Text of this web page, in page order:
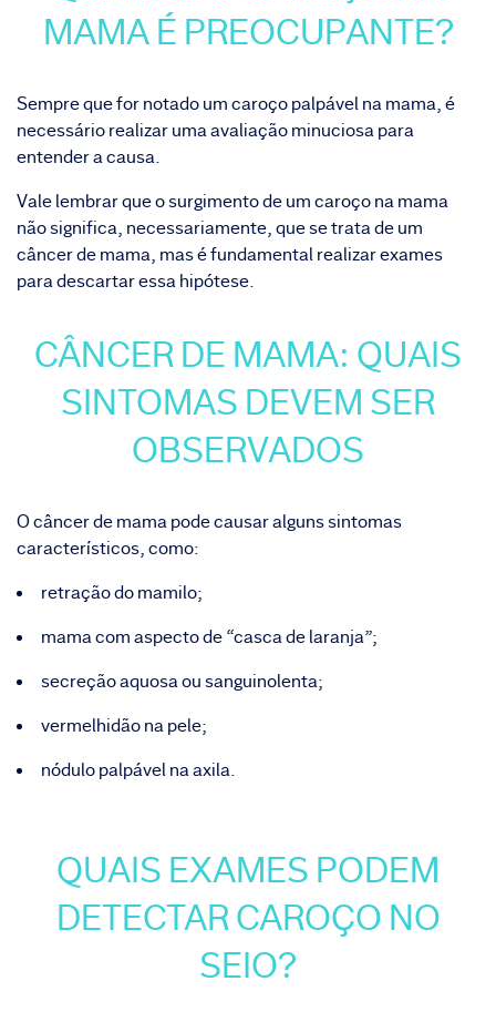
MAMA É PREOCUPANTE?
Sempre que for notado um caroço palpável na mama, é
necessário realizar uma avaliação minuciosa para
entender a causa.
Vale lembrar que o surgimento de um caroço na mama
não significa, necessariamente, que se trata de um
câncer de mama, mas é fundamental realizar exames
para descartar essa hipótese.
CÂNCER DE MAMA: QUAIS
SINTOMAS DEVEM SER
OBSERVADOS
O câncer de mama pode causar alguns sintomas
característicos, como:
retração do mamilo;
mama com aspecto de “casca de laranja”;
secreção aquosa ou sanguinolenta;
vermelhidão na pele;
nódulo palpável na axila.
QUAIS EXAMES PODEM
DETECTAR CAROÇO NO
SEIO?